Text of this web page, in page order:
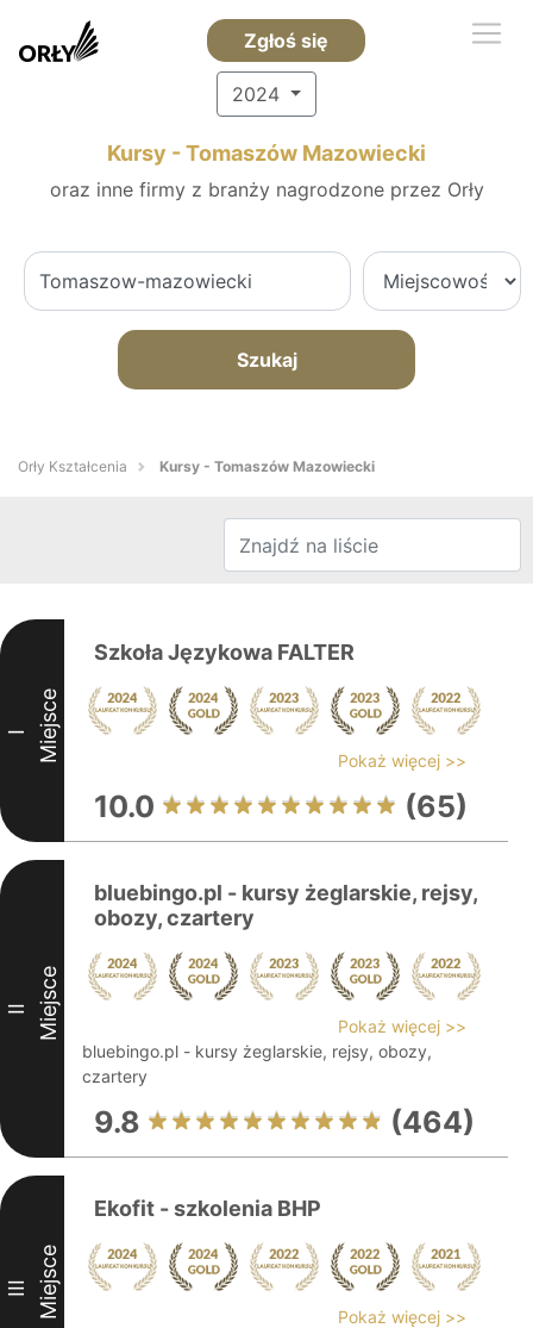
Zgłoś się
2024
Kursy - Tomaszów Mazowiecki
oraz inne firmy z branży nagrodzone przez Orły
Szukaj
Orły Kształcenia Kursy - Tomaszów Mazowiecki
I Miejsce
Szkoła Językowa FALTER
Pokaż więcej >>
10.0 (65)
II Miejsce
bluebingo.pl - kursy żeglarskie, rejsy,
obozy, czartery
Pokaż więcej >>
bluebingo.pl - kursy żeglarskie, rejsy, obozy,
czartery
9.8 (464)
III Miejsce
Ekofit - szkolenia BHP
Pokaż więcej >>